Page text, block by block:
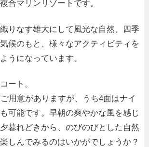
合マリンリゾートです。
りなす雄大にして風光な自然、四季
候のもと、様々なアクティビティを
うになっています。
ート。
用意がありますが、うち4面はナイ
可能です。早朝の爽やかな風を感じ
暮れどきから、のびのびとした自然
しんでみるのはいかがでしょうか？